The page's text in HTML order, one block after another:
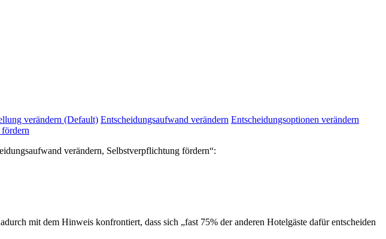
verändern (Default) Entscheidungsaufwand verändern Entscheidungsoptionen verändern
verändern, Selbstverpflichtung fördern“:
mit dem Hinweis konfrontiert, dass sich „fast 75% der anderen Hotelgäste dafür entscheiden